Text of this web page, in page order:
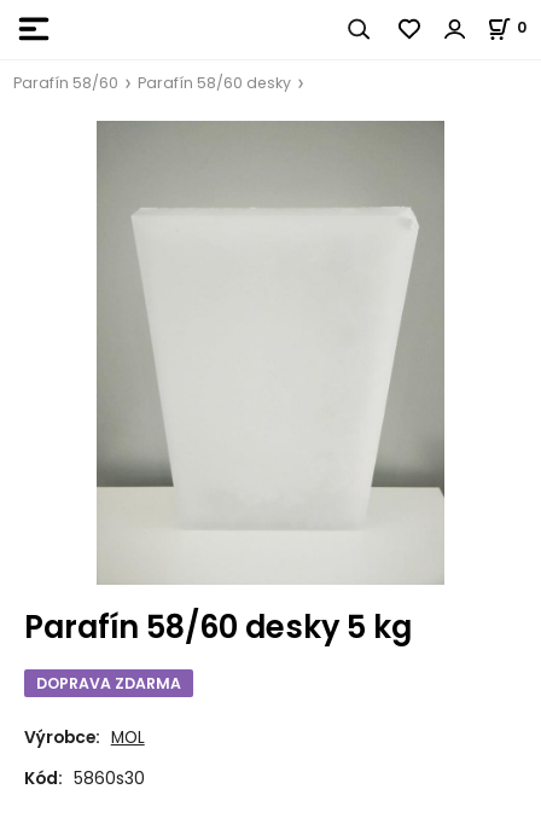
0
Parafín 58/60 Parafín 58/60 desky
Parafín 58/60 desky 5 kg
DOPRAVA ZDARMA
Výrobce: MOL
Kód: 5860s30